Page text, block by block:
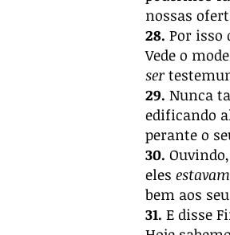
nossas
28. Por isso
Vede o
ser
29. Nunca
edificando
perante o
30.
eles
bem aos
31. E disse